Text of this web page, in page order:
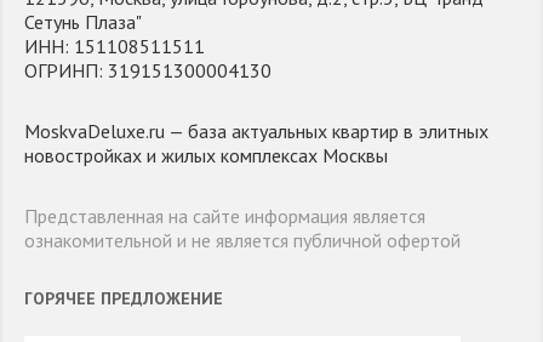
Сетунь Плаза"
ИНН: 151108511511
ОГРИНП: 319151300004130
MoskvaDeluxe.ru — база актуальных квартир в элитных
новостройках и жилых комплексах Москвы
Представленная на сайте информация является
ознакомительной и не является публичной офертой
ГОРЯЧЕЕ ПРЕДЛОЖЕНИЕ